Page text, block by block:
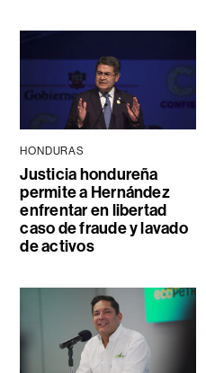
HONDURAS
Justicia hondureña
permite a Hernández
enfrentar en libertad
caso de fraude y lavado
de activos